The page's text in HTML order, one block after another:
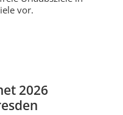
vor.
2026